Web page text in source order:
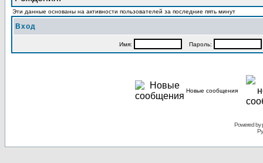
Эти данные основаны на активности пользователей за последние пять минут
Вход
Имя: Пароль:
Новые сообщения
Powered by